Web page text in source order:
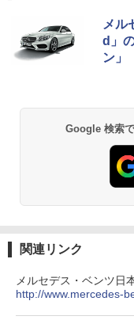
メル
d」
ン」
Google 検索
関連リンク
メルセデス・ベンツ日
http://www.mercedes-